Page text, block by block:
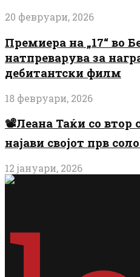
20 февруари, 2026
Премиера на „17“ во
натпреварува за
дебитантски филм
18 февруари, 2026
📽️Леана Таќи со втор
најави својот прв
12 јануари, 2026